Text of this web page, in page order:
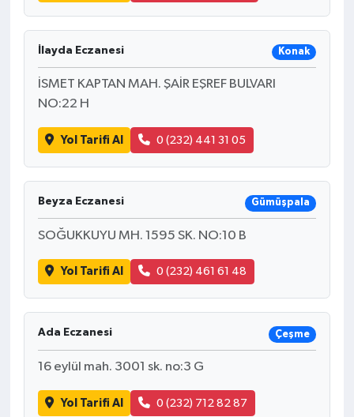
İlayda Eczanesi Konak
İSMET KAPTAN MAH. ŞAİR EŞREF BULVARI
NO:22 H
Yol Tarifi Al 0 (232) 441 31 05
Beyza Eczanesi Gümüşpala
SOĞUKKUYU MH. 1595 SK. NO:10 B
Yol Tarifi Al 0 (232) 461 61 48
Ada Eczanesi Çeşme
16 eylül mah. 3001 sk. no:3 G
Yol Tarifi Al 0 (232) 712 82 87